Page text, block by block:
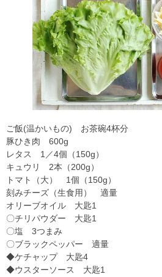
ご飯(温かいもの) お茶碗4杯分
豚ひき肉 600g
レタス 1／4個（150g）
キュウリ 2本（200g）
トマト（大） 1個（150g）
刻みチーズ（生食用） 適量
オリーブオイル 大匙1
〇チリパウダー 大匙1
〇塩 3つまみ
〇ブラックペッパー 適量
◆ケチャップ 大匙4
◆ウスターソース 大匙1